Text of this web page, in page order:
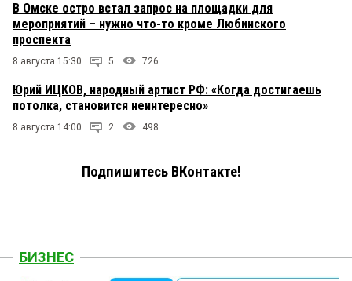
В Омске остро встал запрос на площадки для
мероприятий – нужно что-то кроме Любинского
проспекта
8 августа 15:30 5 726
Юрий ИЦКОВ, народный артист РФ: «Когда достигаешь
потолка, становится неинтересно»
8 августа 14:00 2 498
Подпишитесь ВКонтакте!
БИЗНЕС